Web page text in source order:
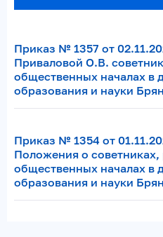
Приказ № 1357 от
Приваловой О.В.
общественных началах в
образования и науки
Приказ № 1354 от
Положения о
общественных началах в
образования и науки